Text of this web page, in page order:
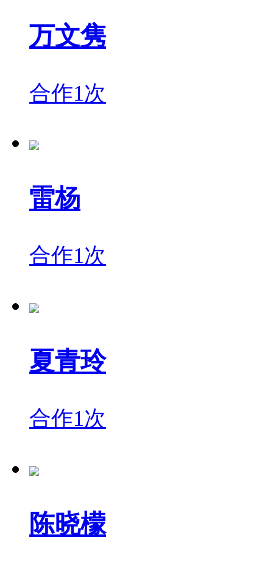
万文隽
合作1次
雷杨
合作1次
夏青玲
合作1次
陈晓檬